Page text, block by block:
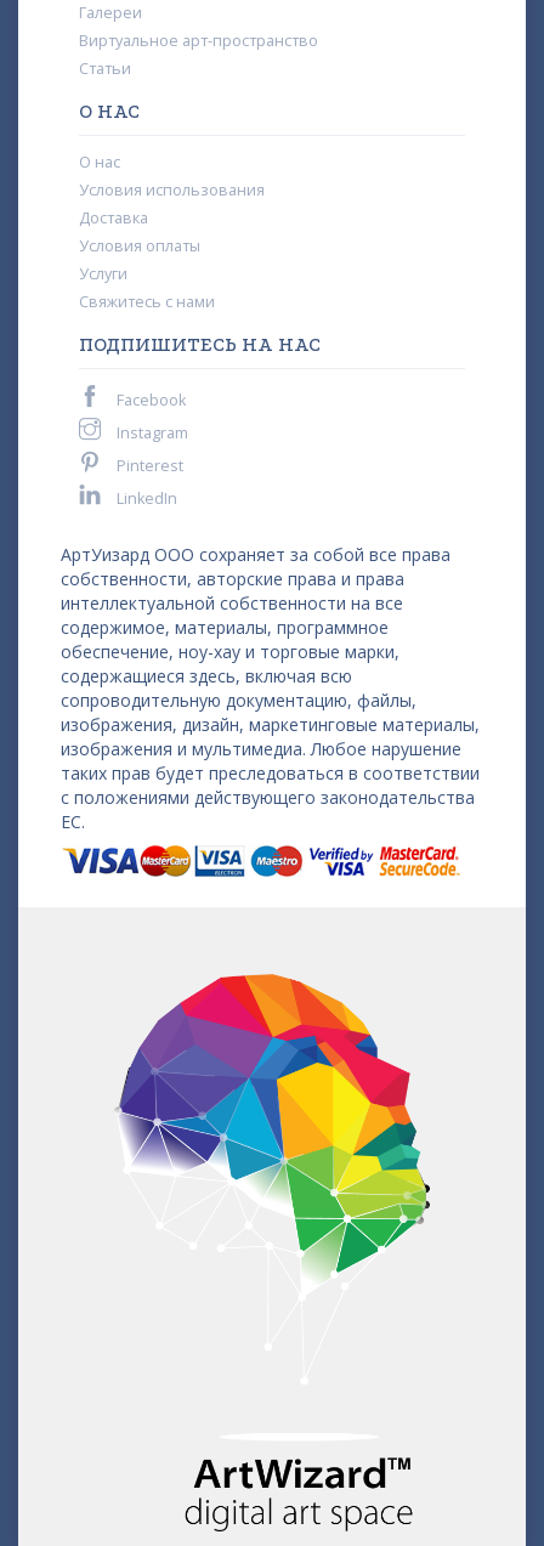
Галереи
Виртуальное арт-пространство
Статьи
О НАС
О нас
Условия использования
Доставка
Условия оплаты
Услуги
Свяжитесь с нами
ПОДПИШИТЕСЬ НА НАС
Facebook
Instagram
Pinterest
LinkedIn
АртУизард ООО сохраняет за собой все права
собственности, авторские права и права
интеллектуальной собственности на все
содержимое, материалы, программное
обеспечение, ноу-хау и торговые марки,
содержащиеся здесь, включая всю
сопроводительную документацию, файлы,
изображения, дизайн, маркетинговые материалы,
изображения и мультимедиа. Любое нарушение
таких прав будет преследоваться в соответствии
с положениями действующего законодательства
ЕС.